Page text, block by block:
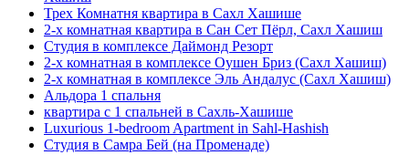
Трех Комнатня квартира в Сахл Хашише
2-х комнатная квартира в Сан Сет Пёрл, Сахл Хашиш
Студия в комплексе Даймонд Резорт
2-х комнатная в комплексе Оушен Бриз (Сахл Хашиш)
2-х комнатная в комплексе Эль Андалус (Сахл Хашиш)
Альдора 1 спальня
квартира с 1 спальней в Сахль-Хашише
Luxurious 1-bedroom Apartment in Sahl-Hashish
Студия в Самра Бей (на Променаде)